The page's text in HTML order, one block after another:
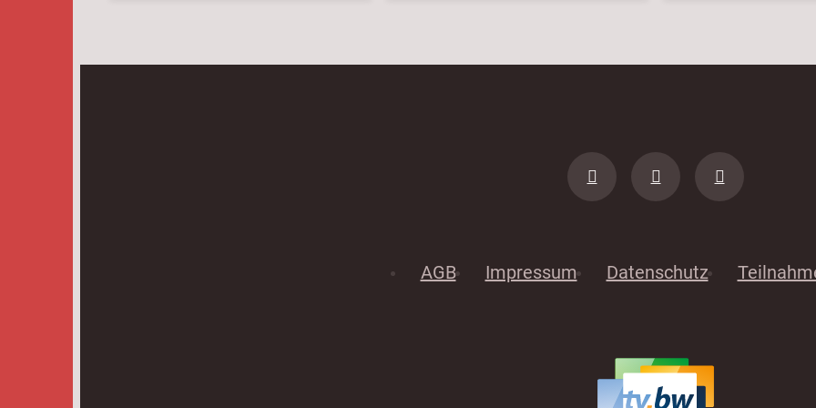
AGB Impressum Datenschutz